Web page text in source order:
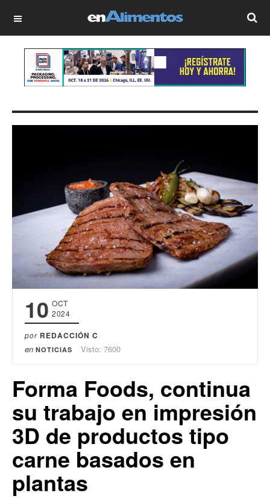
OFF CANVAS
10 OCT
2024
por REDACCIÓN C
en NOTICIAS Visto: 7600
Forma Foods, continua
su trabajo en impresión
3D de productos tipo
carne basados en
plantas